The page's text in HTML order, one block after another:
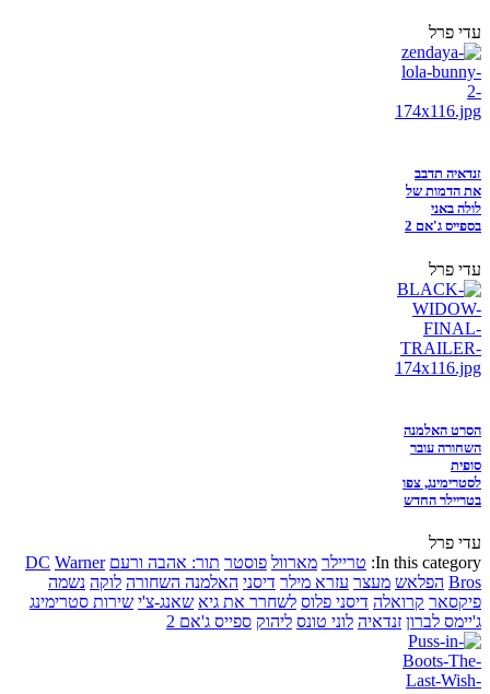
עדי פרל
זנדאיה תדבב
את הדמות של
לולה באני
בספייס ג'אם 2
עדי פרל
הסרט האלמנה
השחורה עובר
סופית
לסטרימינג, צפו
בטריילר החדש
עדי פרל
In this category: טריילר מארוול פוסטר תור: אהבה ורעם DC Warner
Bros הפלאש מעצר עזרא מילר דיסני האלמנה השחורה לוקה נשמה
פיקסאר קרואלה דיסני פלוס לשחרר את גיא שאנג-צ'י שירות סטרימינג
ג'יימס לברון זנדאיה לוני טונס ליהוק ספייס ג'אם 2